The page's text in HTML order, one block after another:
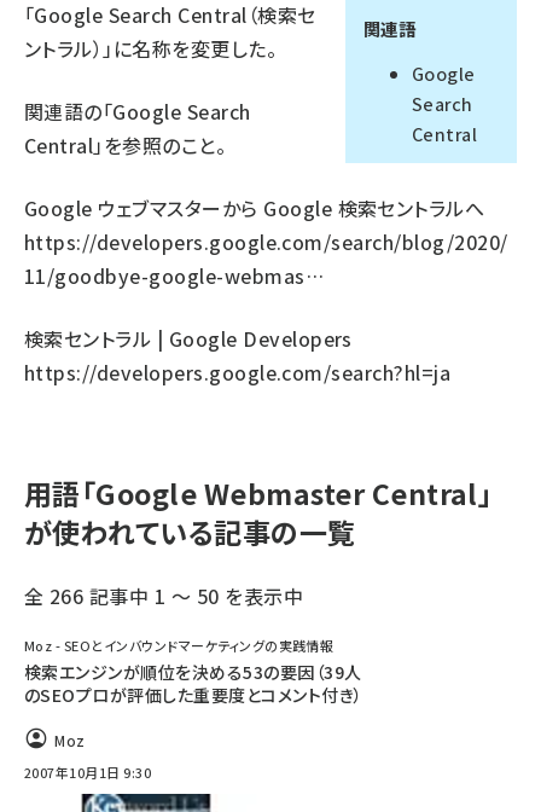
関連語
Google
Search
Central
「Google Search Central（検索セ
ントラル）」に名称を変更した。
関連語の「Google Search
Central」を参照のこと。
Google ウェブマスターから Google 検索セントラルへ
https://developers.google.com/search/blog/2020/
11/goodbye-google-webmas…
検索セントラル | Google Developers
https://developers.google.com/search?hl=ja
用語「Google Webmaster Central」
が使われている記事の一覧
全 266 記事中 1 ～ 50 を表示中
Moz - SEOとインバウンドマーケティングの実践情報
検索エンジンが順位を決める53の要因（39人
のSEOプロが評価した重要度とコメント付き）
Moz
2007年10月1日 9:30